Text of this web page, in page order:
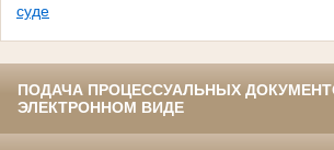
суде
ПОДАЧА ПРОЦЕССУАЛЬНЫХ
ЭЛЕКТРОННОМ ВИДЕ